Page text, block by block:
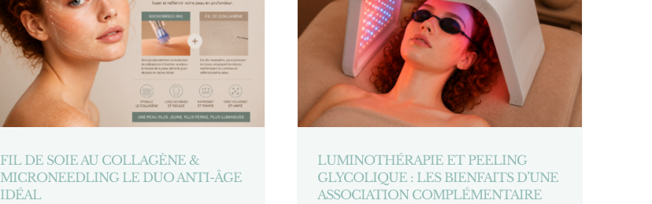
FIL DE SOIE AU COLLAGÈNE &
MICRONEEDLING LE DUO ANTI-ÂGE
IDÉAL
LUMINOTHÉRAPIE ET PEELING
GLYCOLIQUE : LES BIENFAITS D’UNE
ASSOCIATION COMPLÉMENTAIRE